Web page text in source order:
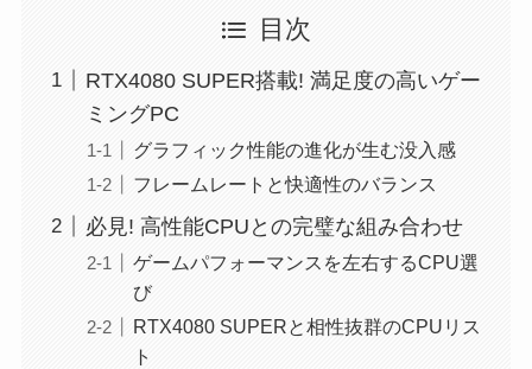
目次
RTX4080 SUPER搭載! 満足度の高いゲー
ミングPC
グラフィック性能の進化が生む没入感
フレームレートと快適性のバランス
必見! 高性能CPUとの完璧な組み合わせ
ゲームパフォーマンスを左右するCPU選
び
RTX4080 SUPERと相性抜群のCPUリス
ト